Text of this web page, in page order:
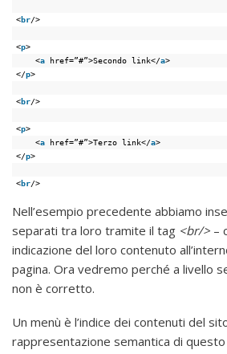
<br/>
<p>
<a href=”#”>Secondo link</a>
</p>
<br/>
<p>
<a href=”#”>Terzo link</a>
</p>
<br/>
Nell’esempio precedente abbiamo
separati tra loro tramite il tag <br/> –
indicazione del loro contenuto
pagina. Ora vedremo perché a livello
non è corretto.
Un menù è l’indice dei contenuti del
rappresentazione semantica di